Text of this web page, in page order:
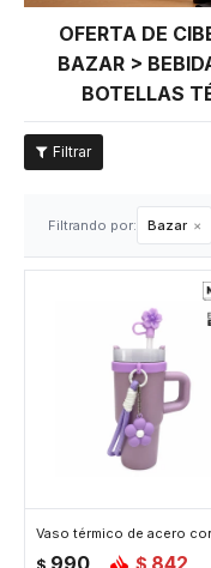
OFERTA DE
BAZAR >
BOTELLAS
Filtrando por: Bazar
$